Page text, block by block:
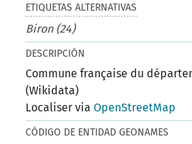
ETIQUETAS ALTERNATIVAS
Biron (24)
DESCRIPCIÓN
Commune française du
(Wikidata)
Localiser viaOpenStreetMap
CÓDIGO DE ENTIDAD GEONAMES